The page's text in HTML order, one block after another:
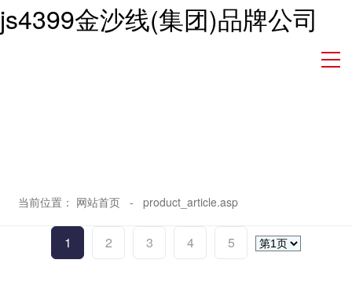
js4399金沙线(集团)品牌公司
当前位置： 网站首页 - product_article.asp
1 2 3 4 5